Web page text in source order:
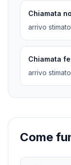
Chiamata
arrivo
Chiamata
arrivo
Come